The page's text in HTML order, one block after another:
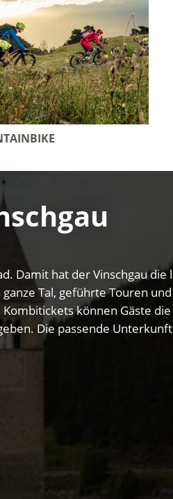
Damit hat der Vinschgau die
Tal, geführte Touren
können Gäste
Die passende